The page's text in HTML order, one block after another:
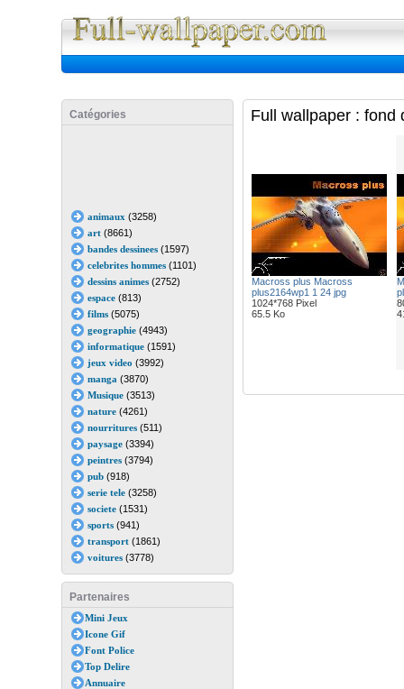
Catégories
animaux (3258)
art(8661)
bandes dessinees(1597)
celebrites hommes(1101)
dessins animes(2752)
espace(813)
films(5075)
geographie(4943)
informatique(1591)
jeux video (3992)
manga (3870)
Musique(3513)
nature(4261)
nourritures(511)
paysage(3394)
peintres(3794)
pub(918)
serie tele(3258)
societe(1531)
sports(941)
transport(1861)
voitures(3778)
Partenaires
Mini Jeux
Icone Gif
Font Police
Top Delire
Annuaire
Full wallpaper : fond
Macross plus Macross
plus2164wp1 1 24 jpg
1024*768 Pixel
65.5 Ko